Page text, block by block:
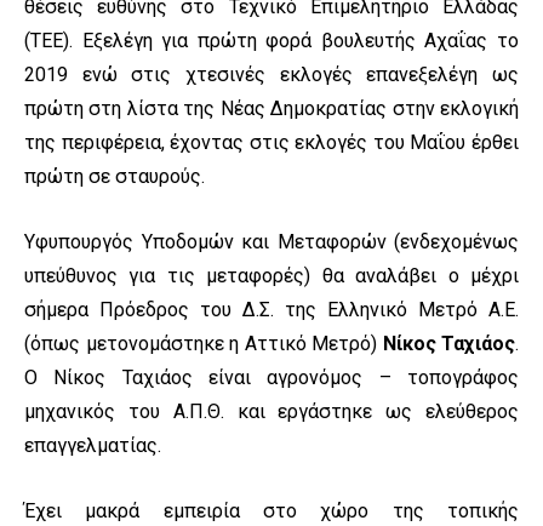
θέσεις ευθύνης στο Τεχνικό Επιμελητήριο Ελλάδας
(ΤΕΕ). Εξελέγη για πρώτη φορά βουλευτής Αχαΐας το
2019 ενώ στις χτεσινές εκλογές επανεξελέγη ως
πρώτη στη λίστα της Νέας Δημοκρατίας στην εκλογική
της περιφέρεια, έχοντας στις εκλογές του Μαΐου έρθει
πρώτη σε σταυρούς.
Υφυπουργός Υποδομών και Μεταφορών (ενδεχομένως
υπεύθυνος για τις μεταφορές) θα αναλάβει ο μέχρι
σήμερα Πρόεδρος του Δ.Σ. της Ελληνικό Μετρό Α.Ε.
(όπως μετονομάστηκε η Αττικό Μετρό) Νίκος Ταχιάος.
Ο Νίκος Ταχιάος είναι αγρονόμος – τοπογράφος
μηχανικός του Α.Π.Θ. και εργάστηκε ως ελεύθερος
επαγγελματίας.
Έχει μακρά εμπειρία στο χώρο της τοπικής